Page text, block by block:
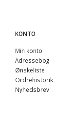
KONTO
Min konto
Adressebog
Ønskeliste
Ordrehistorik
Nyhedsbrev